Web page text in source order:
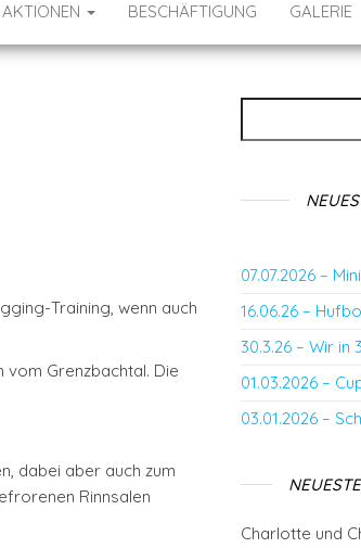
BESCHÄFTIGUNG GALERIE
Training, wenn auch
vom Grenzbachtal. Die
dabei aber auch zum
Rinnsalen
07.07.2026 –
16.06.26 –
30.3.26 – Wir in
01.03.2026 –
03.01.2026 –
Charlotte und